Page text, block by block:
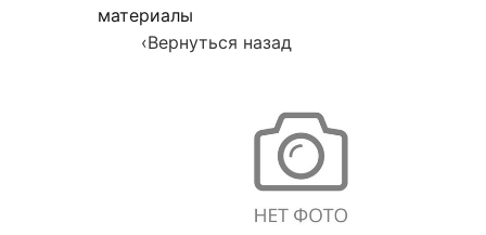
материалы
‹Вернуться назад